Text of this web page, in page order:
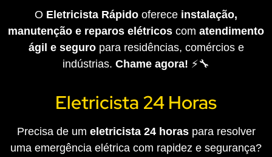
O Eletricista Rápido oferece instalação,
manutenção e reparos elétricos com atendimento
ágil e seguropara residências, comércios e
indústrias. Chame agora! ⚡🔧
Eletricista 24 Horas
Precisa de um eletricista 24 horaspara resolver
uma emergência elétrica com rapidez e segurança?